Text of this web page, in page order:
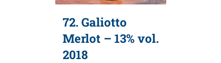
72. Galiotto
Merlot – 13% vol.
2018